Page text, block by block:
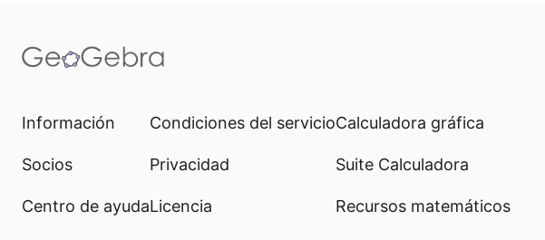
Información
Socios
Centro de ayuda
Condiciones del servicio
Privacidad
Licencia
Calculadora gráfica
Suite Calculadora
Recursos matemáticos